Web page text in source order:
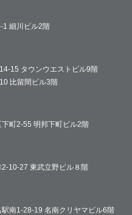
細川ビル2階
15 タウンウエストビル9階
比留間ビル3階
町2-55 明邦下町ビル2階
10-27 東武立野ビル８階
南1-28-19 名南クリヤマビル6階